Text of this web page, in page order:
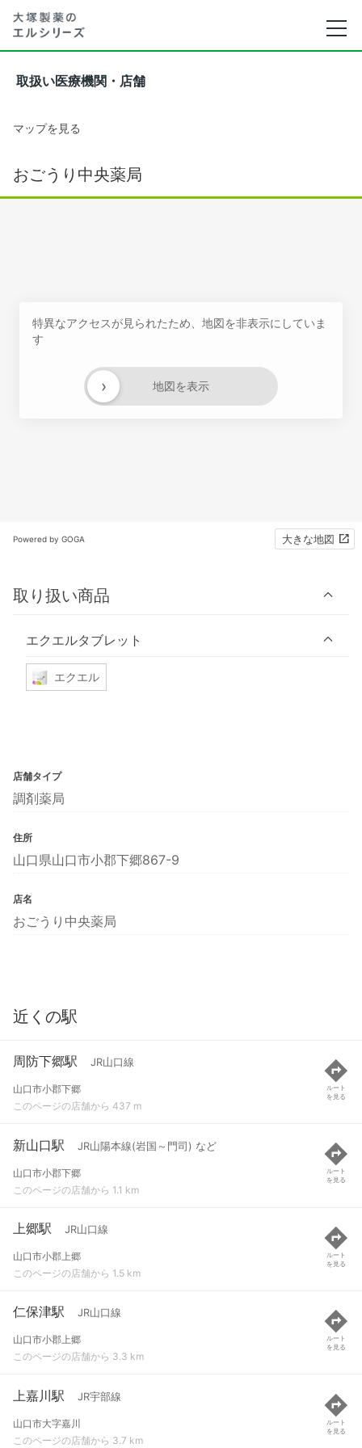
取扱い医療機関・店舗
マップを見る
おごうり中央薬局
特異なアクセスが見られたため、地図を非表示にしていま
す
地図を表示
›
Powered by GOGA 大きな地図
取り扱い商品
エクエルタブレット
エクエル
店舗タイプ
調剤薬局
住所
山口県山口市小郡下郷867-9
店名
おごうり中央薬局
近くの駅
周防下郷駅 JR山口線
山口市小郡下郷
このページの店舗から 437 m
ルート
を見る
新山口駅 JR山陽本線(岩国～門司) など
山口市小郡下郷
このページの店舗から 1.1 km
ルート
を見る
上郷駅 JR山口線
山口市小郡上郷
このページの店舗から 1.5 km
ルート
を見る
仁保津駅 JR山口線
山口市小郡上郷
このページの店舗から 3.3 km
ルート
を見る
上嘉川駅 JR宇部線
山口市大字嘉川
このページの店舗から 3.7 km
ルート
を見る